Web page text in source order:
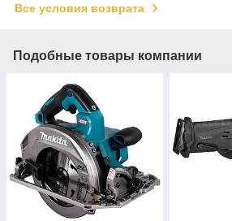
Все условия возврата
Подобные товары компании